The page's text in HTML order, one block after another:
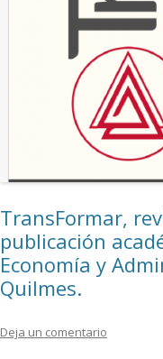
TransFormar,
publicación
Economía y
Quilmes.
Deja un comentario